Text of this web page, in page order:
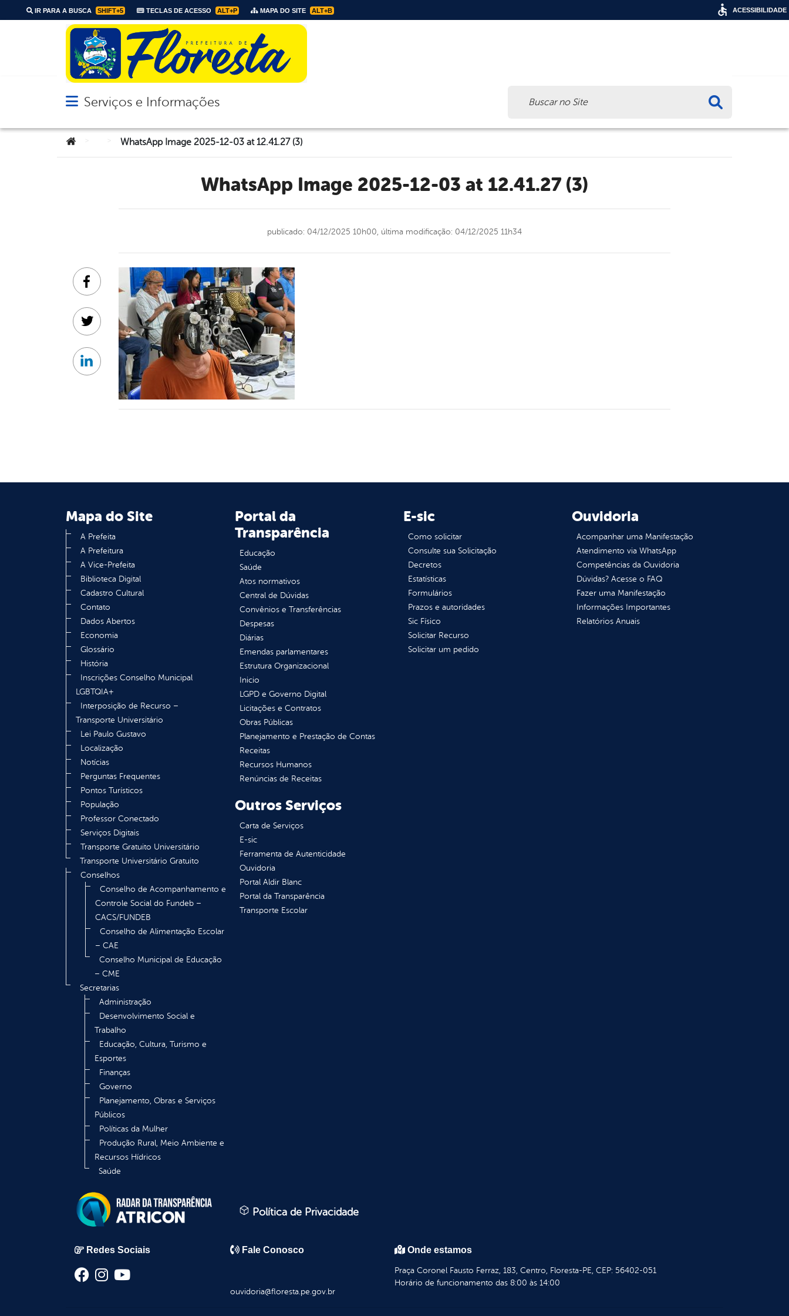
IR PARA A BUSCA SHIFT+5 TECLAS DE ACESSO ALT+P MAPA DO SITE ALT+B
Abrir menu principal de navegação
Serviços e Informações
Você está aqui:WhatsApp Image 2025-12-03 at 12.41.27 (3)
WhatsApp Image 2025-12-03 at 12.41.27 (3)
publicado: 04/12/2025 10h00, última modificação: 04/12/2025 11h34
Facebook
Twitter
Linkedin
Mapa do Site
A Prefeita
A Prefeitura
A Vice-Prefeita
Biblioteca Digital
Cadastro Cultural
Contato
Dados Abertos
Economia
Glossário
História
Inscrições Conselho Municipal
LGBTQIA+
Interposição de Recurso –
Transporte Universitário
Lei Paulo Gustavo
Localização
Notícias
Perguntas Frequentes
Pontos Turísticos
População
Professor Conectado
Serviços Digitais
Transporte Gratuito Universitário
Transporte Universitário Gratuito
Conselhos
Conselho de Acompanhamento e
Controle Social do Fundeb –
CACS/FUNDEB
Conselho de Alimentação Escolar
– CAE
Conselho Municipal de Educação
– CME
Secretarias
Administração
Desenvolvimento Social e
Trabalho
Educação, Cultura, Turismo e
Esportes
Finanças
Governo
Planejamento, Obras e Serviços
Públicos
Políticas da Mulher
Produção Rural, Meio Ambiente e
Recursos Hídricos
Saúde
Portal da
Transparência
Educação
Saúde
Atos normativos
Central de Dúvidas
Convênios e Transferências
Despesas
Diárias
Emendas parlamentares
Estrutura Organizacional
Inicio
LGPD e Governo Digital
Licitações e Contratos
Obras Públicas
Planejamento e Prestação de Contas
Receitas
Recursos Humanos
Renúncias de Receitas
E-sic
Como solicitar
Consulte sua Solicitação
Decretos
Estatísticas
Formulários
Prazos e autoridades
Sic Físico
Solicitar Recurso
Solicitar um pedido
Ouvidoria
Acompanhar uma Manifestação
Atendimento via WhatsApp
Competências da Ouvidoria
Dúvidas? Acesse o FAQ
Fazer uma Manifestação
Informações Importantes
Relatórios Anuais
Outros Serviços
Carta de Serviços
E-sic
Ferramenta de Autenticidade
Ouvidoria
Portal Aldir Blanc
Portal da Transparência
Transporte Escolar
Política de Privacidade
Redes Sociais Fale Conosco
ouvidoria@floresta.pe.gov.br
Onde estamos
Praça Coronel Fausto Ferraz, 183, Centro, Floresta-PE, CEP: 56402-051
Horário de funcionamento das 8:00 às 14:00
ACESSIBILIDADE